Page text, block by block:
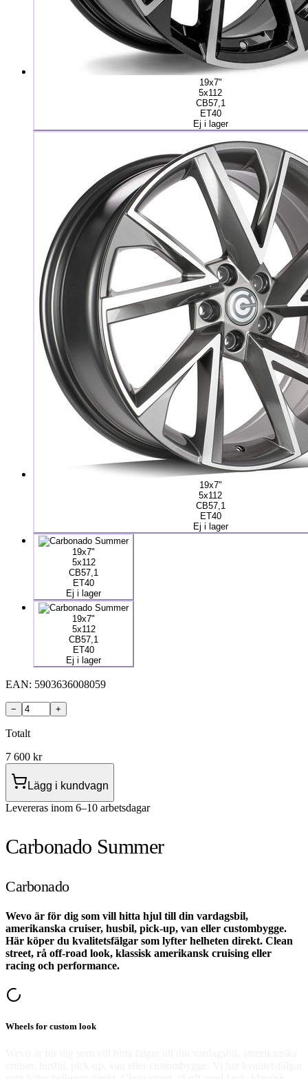
19x7"
5x112
CB57,1
ET40
Ej i lager
19x7"
5x112
CB57,1
ET40
Ej i lager
19x7"
5x112
CB57,1
ET40
Ej i lager
19x7"
5x112
CB57,1
ET40
Ej i lager
EAN: 5903636008059
− +
Totalt
7 600 kr
Lägg i kundvagn
Levereras inom 6–10 arbetsdagar
Carbonado Summer
Carbonado
Wevo är för dig som vill hitta hjul till din vardagsbil,
amerikanska cruiser, husbil, pick-up, van eller custombygge.
Här köper du kvalitetsfälgar som lyfter helheten direkt. Clean
street, rå off-road look, klassisk amerikansk cruising eller
racing och performance.
Wheels for custom look